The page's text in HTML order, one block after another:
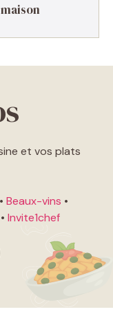
et vos plats
• Beaux-vins •
• Invite1chef